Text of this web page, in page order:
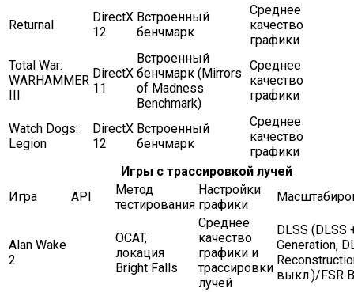
Returnal
DirectX
12
Встроенный
бенчмарк
Среднее
качество
графики
Total War:
WARHAMMER
III
DirectX
11
Встроенный
бенчмарк (Mirrors
of Madness
Benchmark)
Среднее
качество
графики
Watch Dogs:
Legion
DirectX
12
Встроенный
бенчмарк
Среднее
качество
графики
Игры с трассировкой лучей
Игра
API
Метод
тестирования
Настройки
графики
Alan Wake
2
OCAT,
локация
Bright Falls
Среднее
качество
графики и
трассировки
лучей
DLSS (DLSS
Generation,
выкл.)/FSR